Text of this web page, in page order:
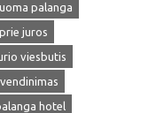
palanga
juros
viesbutis
hotel